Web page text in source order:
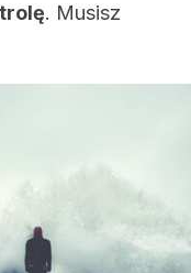
. Musisz